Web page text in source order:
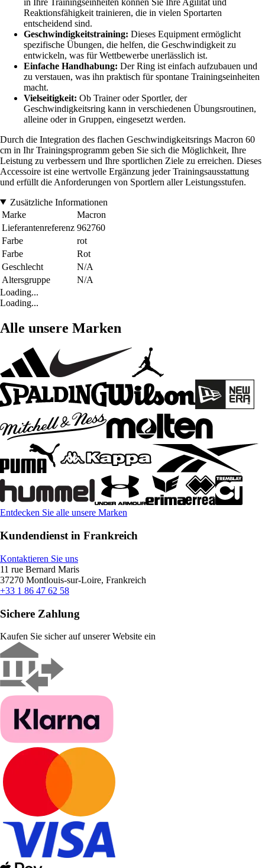
Reaktionsfähigkeit trainieren, die in vielen Sportarten
entscheidend sind.
Geschwindigkeitstraining: Dieses Equipment ermöglicht
spezifische Übungen, die helfen, die Geschwindigkeit zu
entwickeln, was für Wettbewerbe unerlässlich ist.
Einfache Handhabung: Der Ring ist einfach aufzubauen und
zu verstauen, was ihn praktisch für spontane Trainingseinheiten
macht.
Vielseitigkeit: Ob Trainer oder Sportler, der
Geschwindigkeitsring kann in verschiedenen Übungsroutinen,
alleine oder in Gruppen, eingesetzt werden.
Durch die Integration des flachen Geschwindigkeitsrings Macron 60
cm in Ihr Trainingsprogramm geben Sie sich die Möglichkeit, Ihre
Leistung zu verbessern und Ihre sportlichen Ziele zu erreichen. Dieses
Accessoire ist eine wertvolle Ergänzung jeder Trainingsausstattung
und erfüllt die Anforderungen von Sportlern aller Leistungsstufen.
Zusätzliche Informationen
Marke
Macron
Lieferantenreferenz 962760
Farbe
rot
Farbe
Rot
Geschlecht
N/A
Altersgruppe
N/A
Loading...
Loading...
Alle unsere Marken
Entdecken Sie alle unsere Marken
Kundendienst in Frankreich
Kontaktieren Sie uns
11 rue Bernard Maris
37270 Montlouis-sur-Loire, Frankreich
+33 1 86 47 62 58
Sichere Zahlung
Kaufen Sie sicher auf unserer Website ein